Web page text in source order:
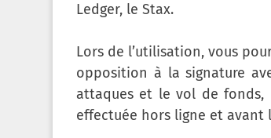
Ledger, le Stax.
Lors de l’utilisation, vous
opposition à la signature
attaques et le vol de
effectuée hors ligne et avant